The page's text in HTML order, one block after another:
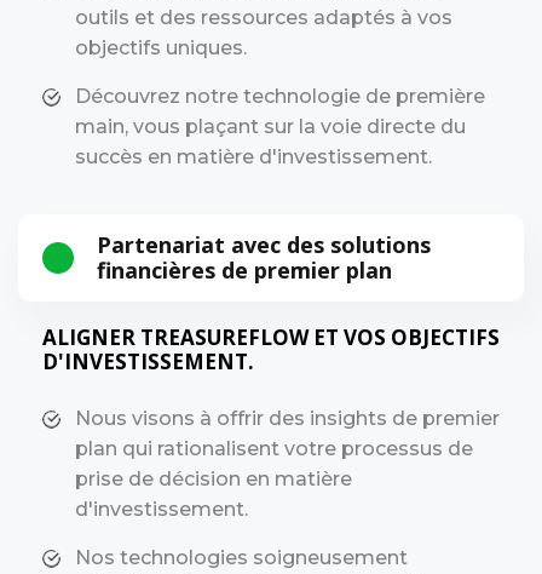
outils et des ressources adaptés à vos
objectifs uniques.
Découvrez notre technologie de première
main, vous plaçant sur la voie directe du
succès en matière d'investissement.
Partenariat avec des solutions
financières de premier plan
ALIGNER TREASUREFLOW ET VOS OBJECTIFS
D'INVESTISSEMENT.
Nous visons à offrir des insights de premier
plan qui rationalisent votre processus de
prise de décision en matière
d'investissement.
Nos technologies soigneusement